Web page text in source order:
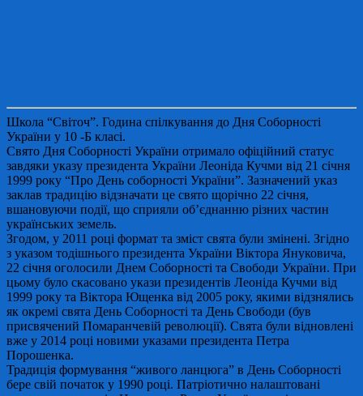
Школа “Світоч”. Година спілкування до Дня Соборності
України у 10 -Б класі.
Свято Дня Соборності України отримало офіційний статус
завдяки указу президента України Леоніда Кучми від 21 січня
1999 року “Про День соборності України”. Зазначений указ
заклав традицію відзначати це свято щорічно 22 січня,
вшановуючи події, що сприяли об’єднанню різних частин
українських земель.
Згодом, у 2011 році формат та зміст свята були змінені. Згідно
з указом тодішнього президента України Віктора Януковича,
22 січня оголосили Днем Соборності та Свободи України. При
цьому було скасовано укази президентів Леоніда Кучми від
1999 року та Віктора Ющенка від 2005 року, якими відзнялись
як окремі свята День Соборності та День Свободи (був
присвячений Помаранчевій революції). Свята були відновлені
вже у 2014 році новими указами президента Петра
Порошенка.
Традиція формування “живого ланцюга” в День Соборності
бере свій початок у 1990 році. Патріотично налаштовані